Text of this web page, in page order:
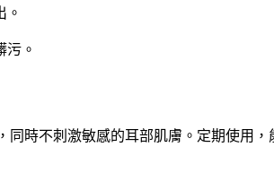
。
污。
同時不刺激敏感的耳部肌膚。定期使用，